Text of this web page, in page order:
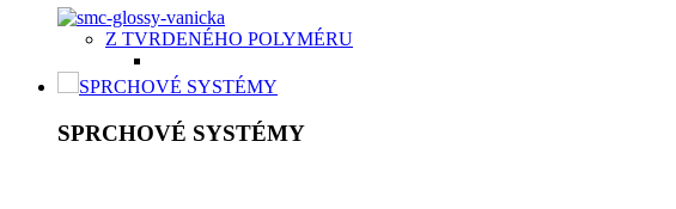
Z TVRDENÉHO POLYMÉRU
SPRCHOVÉ SYSTÉMY
SPRCHOVÉ SYSTÉMY